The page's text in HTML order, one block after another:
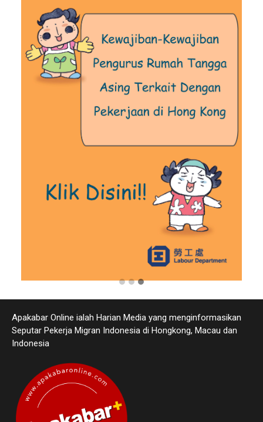
Apakabar Online ialah Harian Media yang menginformasikan
Seputar Pekerja Migran Indonesia di Hongkong, Macau dan
Indonesia